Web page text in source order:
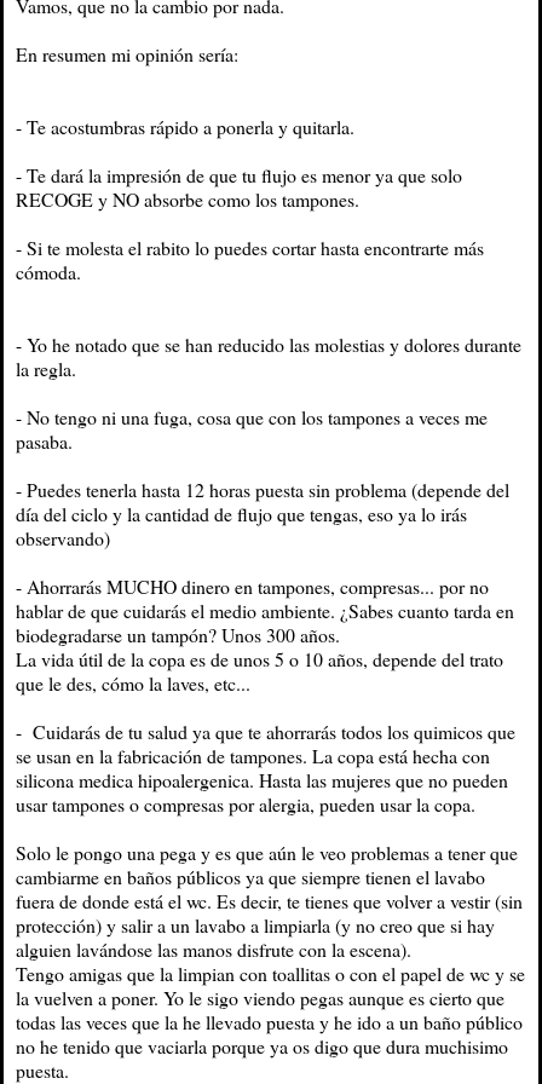
En resumen mi opinión sería:
- Te acostumbras rápido a ponerla y quitarla.
- Te dará la impresión de que tu flujo es menor ya que solo
RECOGE y NO absorbe como los tampones.
- Si te molesta el rabito lo puedes cortar hasta encontrarte más
cómoda.
- Yo he notado que se han reducido las molestias y dolores durante
la regla.
- No tengo ni una fuga, cosa que con los tampones a veces me
pasaba.
- Puedes tenerla hasta 12 horas puesta sin problema (depende del
día del ciclo y la cantidad de flujo que tengas, eso ya lo irás
observando)
- Ahorrarás MUCHO dinero en tampones, compresas... por no
hablar de que cuidarás el medio ambiente. ¿Sabes cuanto tarda en
biodegradarse un tampón? Unos 300 años.
La vida útil de la copa es de unos 5 o 10 años, depende del trato
que le des, cómo la laves, etc...
- Cuidarás de tu salud ya que te ahorrarás todos los quimicos que
se usan en la fabricación de tampones. La copa está hecha con
silicona medica hipoalergenica. Hasta las mujeres que no pueden
usar tampones o compresas por alergia, pueden usar la copa.
Solo le pongo una pega y es que aún le veo problemas a tener que
cambiarme en baños públicos ya que siempre tienen el lavabo
fuera de donde está el wc. Es decir, te tienes que volver a vestir (sin
protección) y salir a un lavabo a limpiarla (y no creo que si hay
alguien lavándose las manos disfrute con la escena).
Tengo amigas que la limpian con toallitas o con el papel de wc y se
la vuelven a poner. Yo le sigo viendo pegas aunque es cierto que
todas las veces que la he llevado puesta y he ido a un baño público
no he tenido que vaciarla porque ya os digo que dura muchisimo
puesta.